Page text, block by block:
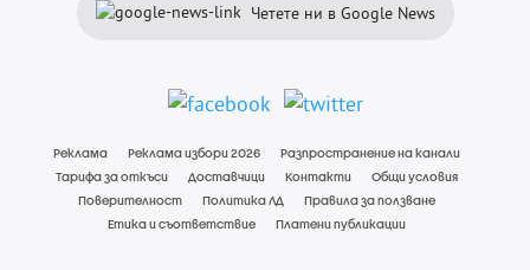
Четете ни в Google News
Реклама Реклама избори 2026
Разпространение на канали
Тарифа за откъси
Доставчици Контакти
Общи условия
Поверителност
Политика ЛД
Правила за ползване
Етика и съответствие
Платени публикации